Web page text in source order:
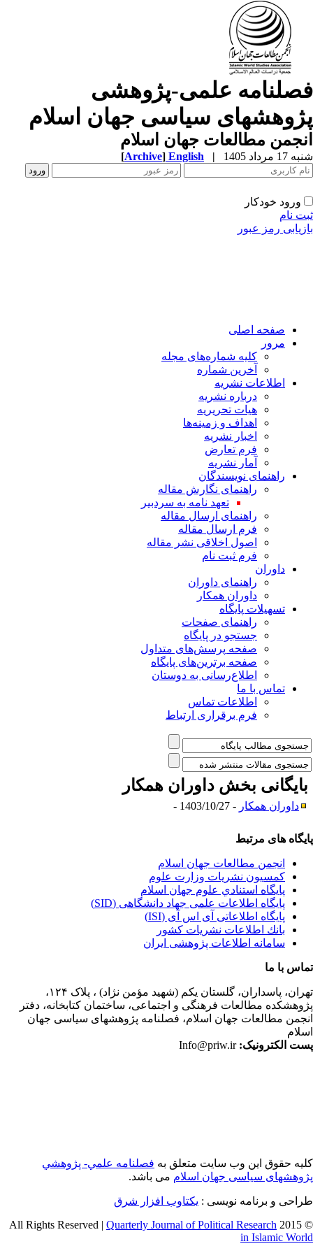
علمی-پژوهشی
سیاسی جهان اسلام
مطالعات جهان اسلام
مرداد 1405 |
English
[Archive]
ورود خودکار
نام
رمز عبور
صفحه اصلی
مرور
کلیه شماره‌های مجله
آخرین شماره
اطلاعات نشریه
درباره نشریه
هیات تحریریه
اهداف و زمینه‌ها
اخبار نشریه
فرم تعارض
آمار نشریه
راهنمای نویسندگان
راهنمای نگارش مقاله
تعهد نامه به سردبیر
راهنمای ارسال مقاله
فرم ارسال مقاله
اصول اخلاقی نشر مقاله
فرم ثبت نام
داوران
راهنمای داوران
داوران همکار
تسهیلات پایگاه
راهنمای صفحات
جستجو در پایگاه
صفحه پرسش‌های متداول
صفحه برترین‌های پایگاه
اطلاع‌رسانی به دوستان
تماس با ما
اطلاعات تماس
فرم برقراری ارتباط
بخش داوران همکار
داوران همکار- 1403/10/27 -
های مرتبط
انجمن مطالعات جهان اسلام
کمسیون نشریات وزارت علوم
پايگاه استنادي علوم جهان اسلام
پایگاه اطلاعات علمی جهاد دانشگاهی (SID)
پایگاه اطلاعاتی آی اس آی (ISI)
بانك اطلاعات نشريات كشور
سامانه اطلاعات پژوهشی ایران
با ما
پاسداران، گلستان یکم (شهید مؤمن نژاد) ، پلاک ۱۲۴،
مطالعات فرهنگی و اجتماعی، ساختمان کتابخانه، دفتر
مطالعات جهان اسلام، فصلنامه پژوهشهای سیاسی جهان
الکترونیک:Info@priw.ir
حقوق این وب سایت متعلق بهفصلنامه علمي- پژوهشي
سیاسی جهان اسلاممی باشد.
و برنامه نویسی : یکتاوب افزار شرق
©
Quarterly Journal of Political Research
in Islamic